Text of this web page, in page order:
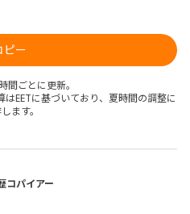
ピー
ごとに更新。
EETに基づいており、夏時間の調整に
ます。
コパイアー